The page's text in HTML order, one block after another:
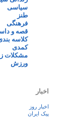
سیاسی
طنز
فرهنگی
قصه و
کلاسه
کمدی
مشکلات
ورزش
اخبار
اخبار روز
پيک ايران